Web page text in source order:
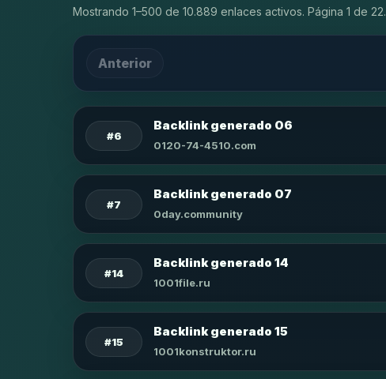
Mostrando 1–500 de 10.889 enlaces activos. Página 1 de 22.
Anterior
#6
Backlink generado 06
0120-74-4510.com
#7
Backlink generado 07
0day.community
#14
Backlink generado 14
1001file.ru
#15
Backlink generado 15
1001konstruktor.ru